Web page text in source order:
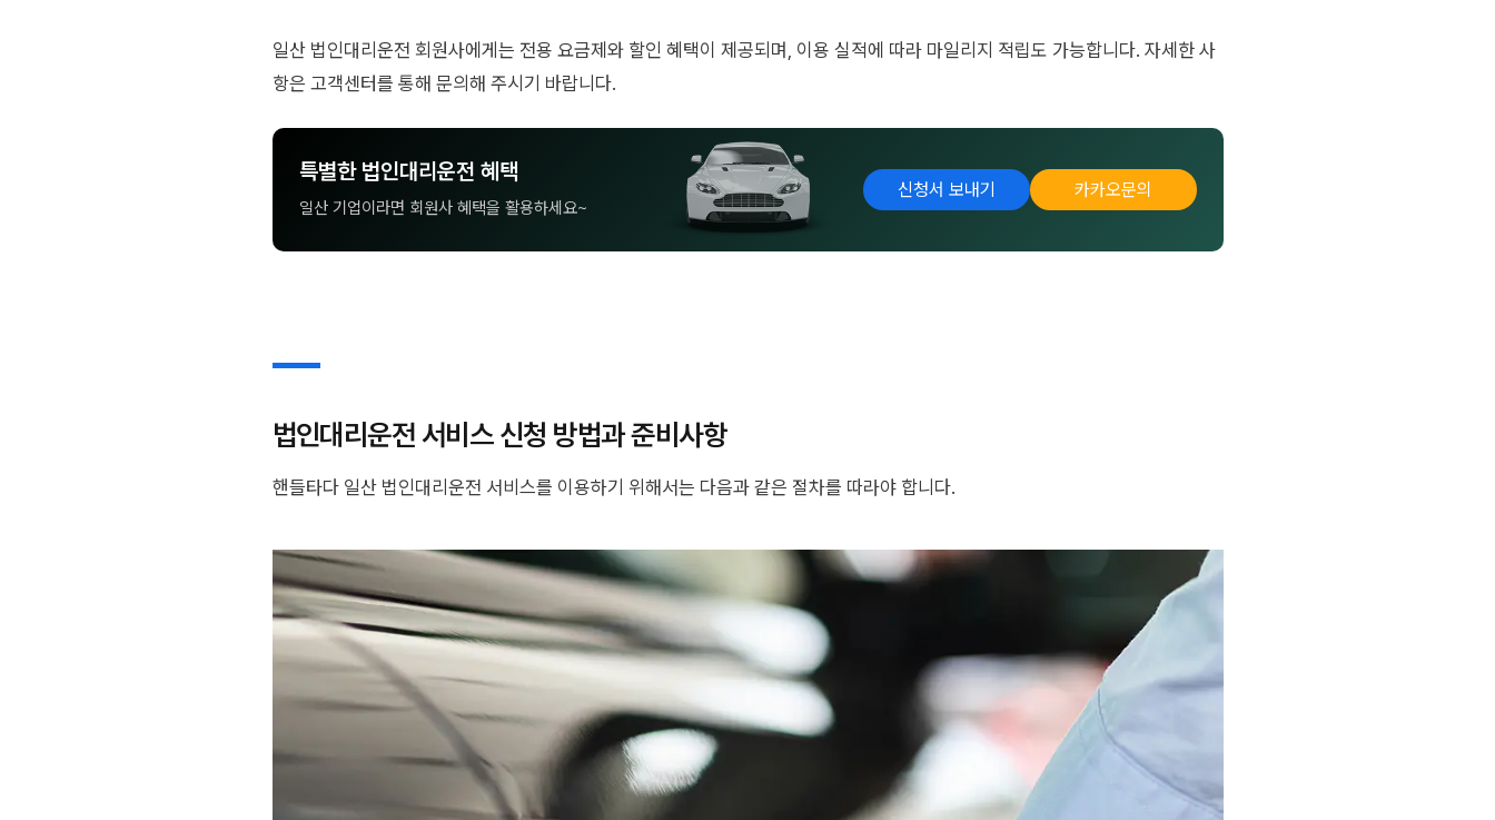
일산 법인대리운전 회원사에게는 전용 요금제와 할인 혜택이 제공되며, 이용 실적에 따라 마일리지 적립도 가능합니다. 자세한 사
항은 고객센터를 통해 문의해 주시기 바랍니다.
특별한 법인대리운전 혜택
일산 기업이라면 회원사 혜택을 활용하세요~
신청서 보내기 카카오문의
법인대리운전 서비스 신청 방법과 준비사항
핸들타다 일산 법인대리운전 서비스를 이용하기 위해서는 다음과 같은 절차를 따라야 합니다.